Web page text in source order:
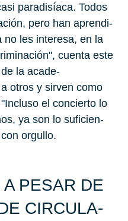
pa­ra­di­sía­ca. Todos
pero han apren­di­
no les in­tere­sa, en la
cuen­ta este
de la aca­de­
otros y sir­ven como
el con­cier­to lo
ya son lo su­fi­cien­
or­gu­llo.
PESAR DE
CIR­CU­LA­